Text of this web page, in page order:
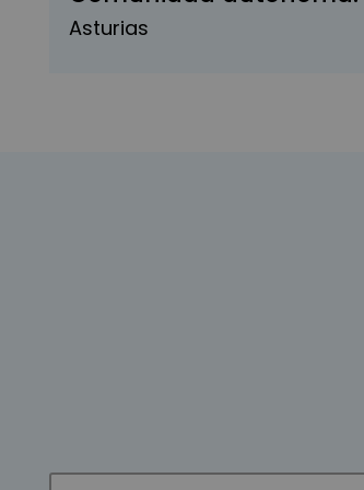
Asturias